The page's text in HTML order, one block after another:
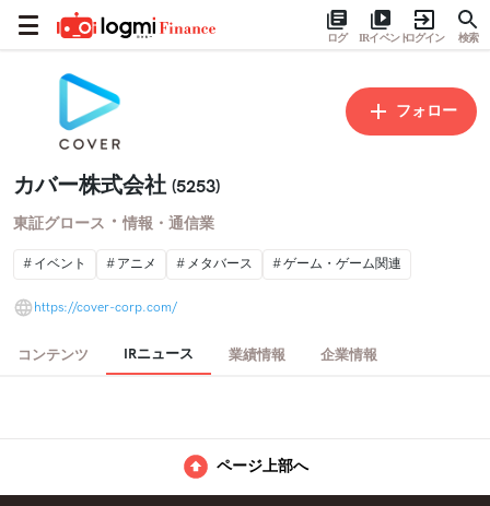
ログ IRイベントログイン 検索
フォロー
カバー株式会社 (5253)
東証グロース ・ 情報・通信業
イベント アニメ メタバース ゲーム・ゲーム関連
https://cover-corp.com/
コンテンツ IRニュース 業績情報 企業情報
ページ上部へ